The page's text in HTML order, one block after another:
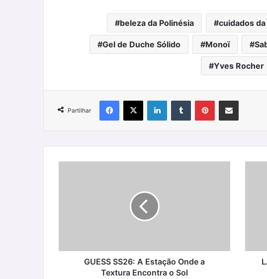
beleza da Polinésia cuidados
Gel de Duche Sólido Monoï
Yves Rocher
Partilhar
Facebook
X LinkedInTumblr PinterestPartilhar Via Email
o
GUESS SS26: A Estação Onde a
Textura Encontra o Sol